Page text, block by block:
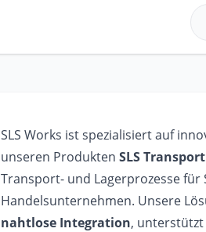
SLS Works ist spezialisiert auf
unseren Produkten SLS Transport
Transport- und Lagerprozesse
Handelsunternehmen. Unsere
nahtlose Integration,